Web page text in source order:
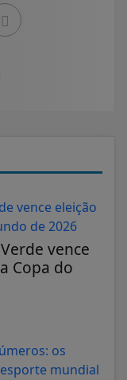
vence
Copa do